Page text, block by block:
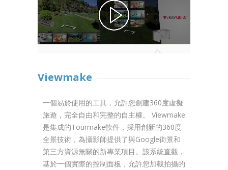
Viewmake
一個易於使用的工具，允許您創建360度虛擬
旅遊，完全自由和完整的自主權。 Viewmake
是集成的Tourmake軟件，採用創新的360度
全景技術，為攝影師提供了與Google街景和
第三方資源無關的新專業項目。該系統直觀，
基於一個實際的控制面板，允許您加載拍攝的